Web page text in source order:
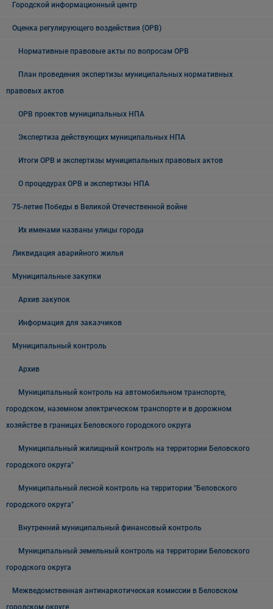
Городской информационный центр
Оценка регулирующего воздействия (ОРВ)
Нормативные правовые акты по вопросам ОРВ
План проведения экспертизы муниципальных нормативных
правовых актов
ОРВ проектов муниципальных НПА
Экспертиза действующих муниципальных НПА
Итоги ОРВ и экспертизы муниципальных правовых актов
О процедурах ОРВ и экспертизы НПА
75-летие Победы в Великой Отечественной войне
Их именами названы улицы города
Ликвидация аварийного жилья
Муниципальные закупки
Архив закупок
Информация для заказчиков
Муниципальный контроль
Архив
Муниципальный контроль на автомобильном транспорте,
городском, наземном электрическом транспорте и в дорожном
хозяйстве в границах Беловского городского округа
Муниципальный жилищный контроль на территории Беловского
городского округа"
Муниципальный лесной контроль на территории "Беловского
городского округа"
Внутренний муниципальный финансовый контроль
Муниципальный земельный контроль на территории Беловского
городского округа
Межведомственная антинаркотическая комиссии в Беловском
городском округе